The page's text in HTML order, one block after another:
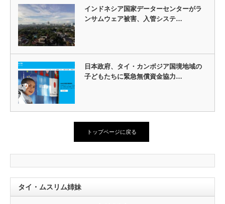
インドネシア国家データーセンターがラ
ンサムウェア被害、入管システ…
日本政府、タイ・カンボジア国境地域の
子どもたちに緊急無償資金協力…
トップページに戻る
タイ・ムスリム姉妹